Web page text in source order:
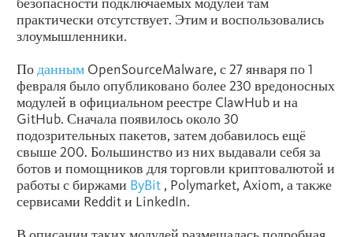
практически отсутствует. Этим и воспользовались
злоумышленники.
Поданным OpenSourceMalware, с 27 января по 1
февраля было опубликовано более 230 вредоносных
модулей в официальном реестре ClawHub и на
GitHub. Сначала появилось около 30
подозрительных пакетов, затем добавилось ещё
свыше 200. Большинство из них выдавали себя за
ботов и помощников для торговли криптовалютой и
работы с биржами ByBit , Polymarket, Axiom, а также
сервисами Reddit и LinkedIn.